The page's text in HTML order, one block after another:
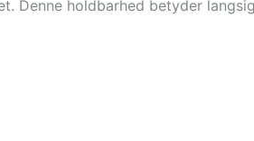
Denne holdbarhed betyder